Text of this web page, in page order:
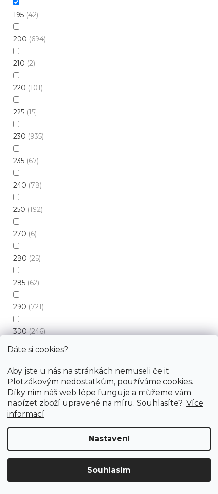
Dáte si cookies?
Aby jste u nás na stránkách nemuseli čelit
Plotzákovým nedostatkům, používáme cookies.
Díky nim náš web lépe funguje a můžeme vám
nabízet zboží upravené na míru. Souhlasíte? Více
informací
Nastavení
Souhlasím
195 42
200 694
210 2
220 101
225 15
230 935
235 67
240 78
250 192
270 6
280 26
285 62
290 721
300 246
330 48
340 277
350 16
370 133
Vymazat filtry
Kusový koberec RASMUS 82029 9294
od879 Kč
65x110 cm
Kusový koberec RASMUS 82031 5294
Skladem externě, odesíláme do 3 - 8 dní
od879 Kč/ ks
65x110 cm 100x140 cm